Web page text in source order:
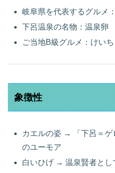
岐阜県を代表するグルメ
下呂温泉の名物：温泉卵
ご当地B級グルメ：けい
象徴性
カエルの姿 → 「下呂＝ゲ
のユーモア
白いひげ → 温泉賢者とし